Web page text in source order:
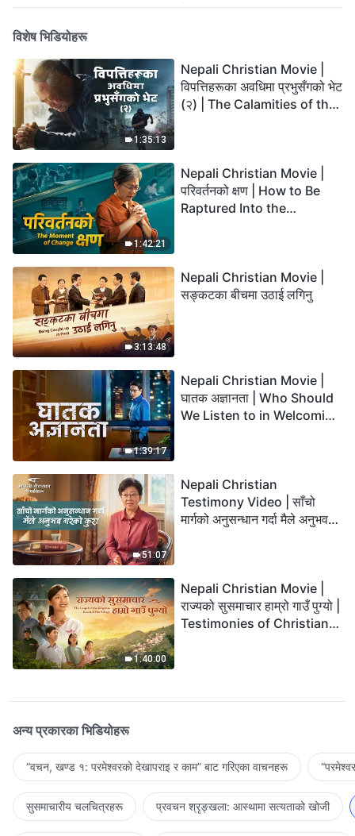
विशेष भिडियोहरू
1:35:13
Nepali Christian Movie |
विपत्तिहरूका अवधिमा प्रभुसँगको भेट
(२) | The Calamities of the
1:42:21
Nepali Christian Movie |
परिवर्तनको क्षण | How to Be
Raptured Into the
3:13:48
Nepali Christian Movie |
सङ्कटका बीचमा उठाई लगिनु
1:39:17
Nepali Christian Movie |
घातक अज्ञानता | Who Should
We Listen to in Welcoming
51:07
Nepali Christian
Testimony Video | साँचो
मार्गको अनुसन्धान गर्दा मैले अनुभव
1:40:00
Nepali Christian Movie |
राज्यको सुसमाचार हाम्रो गाउँ पुग्यो |
Testimonies of Christians
अन्य प्रकारका भिडियोहरू
“वचन, खण्ड १: परमेश्‍वरको देखापराइ र काम” बाट गरिएका वाचनहरू
सुसमाचारीय चलचित्रहरू प्रवचन श्रृङ्खला: आस्थामा सत्यताको खोजी